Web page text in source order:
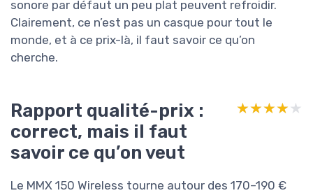
sonore par défaut un peu plat peuvent refroidir.
Clairement, ce n’est pas un casque pour tout le
monde, et à ce prix-là, il faut savoir ce qu’on
cherche.
Rapport qualité-prix :
correct, mais il faut
savoir ce qu’on veut
★★★★★
★★★★★
Le MMX 150 Wireless tourne autour des 170–190 €